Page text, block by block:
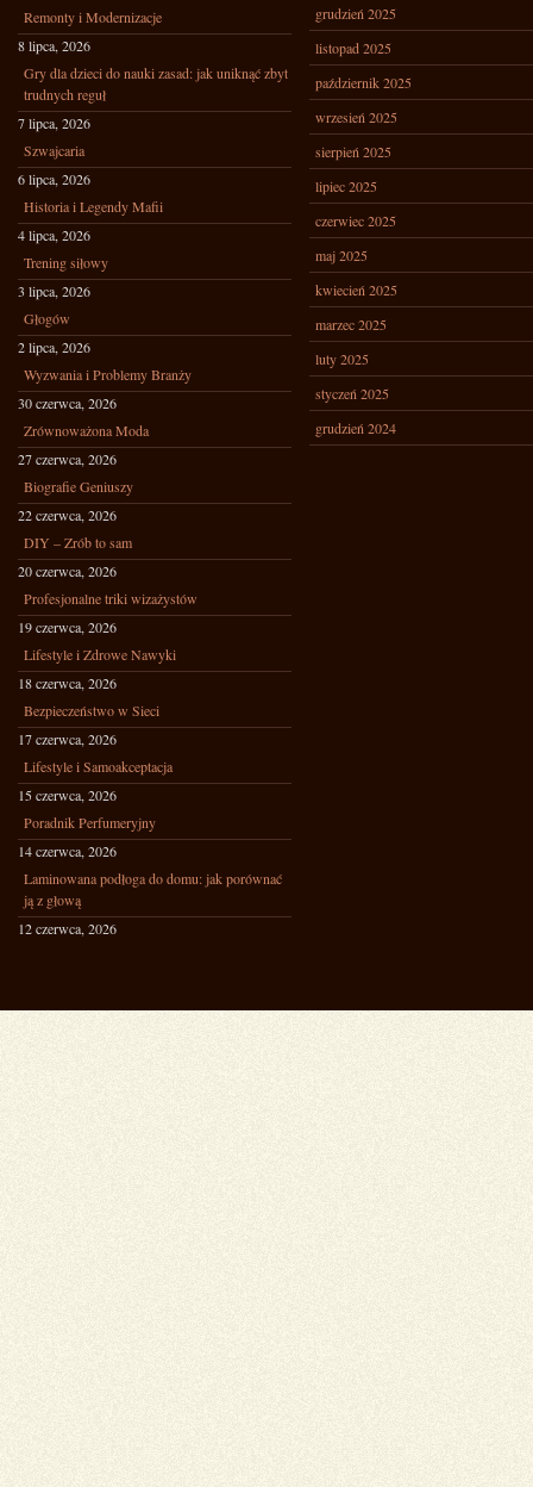
Remonty i Modernizacje
8 lipca, 2026
Gry dla dzieci do nauki zasad: jak uniknąć zbyt
trudnych reguł
7 lipca, 2026
Szwajcaria
6 lipca, 2026
Historia i Legendy Mafii
4 lipca, 2026
Trening siłowy
3 lipca, 2026
Głogów
2 lipca, 2026
Wyzwania i Problemy Branży
30 czerwca, 2026
Zrównoważona Moda
27 czerwca, 2026
Biografie Geniuszy
22 czerwca, 2026
DIY – Zrób to sam
20 czerwca, 2026
Profesjonalne triki wizażystów
19 czerwca, 2026
Lifestyle i Zdrowe Nawyki
18 czerwca, 2026
Bezpieczeństwo w Sieci
17 czerwca, 2026
Lifestyle i Samoakceptacja
15 czerwca, 2026
Poradnik Perfumeryjny
14 czerwca, 2026
Laminowana podłoga do domu: jak porównać
ją z głową
12 czerwca, 2026
grudzień 2025
listopad 2025
październik 2025
wrzesień 2025
sierpień 2025
lipiec 2025
czerwiec 2025
maj 2025
kwiecień 2025
marzec 2025
luty 2025
styczeń 2025
grudzień 2024